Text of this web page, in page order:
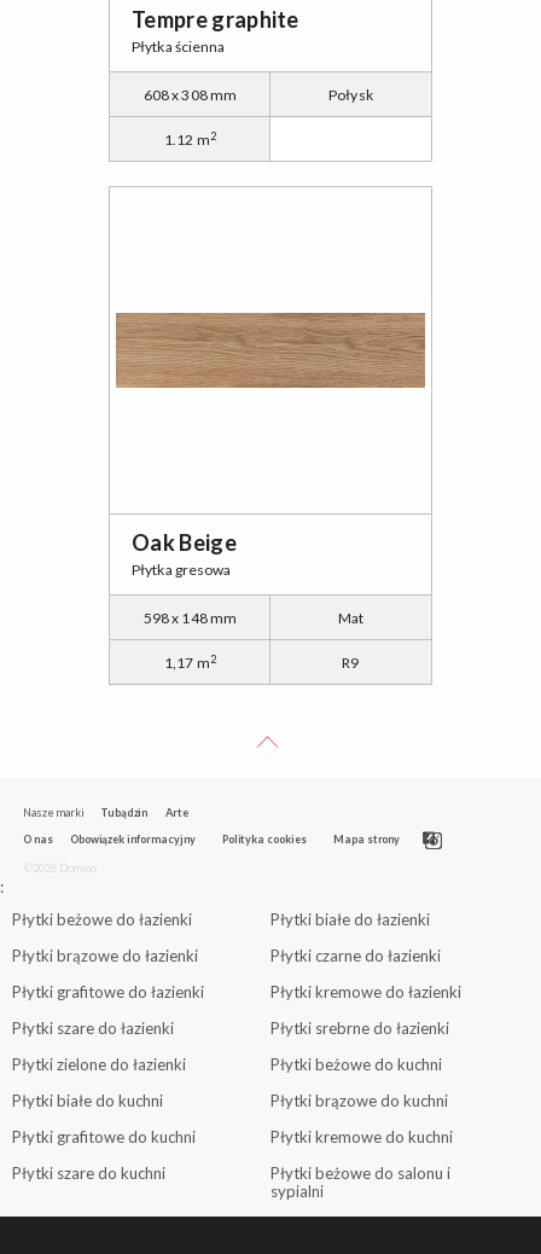
Tempre graphite
Płytka ścienna
608 x 308 mm Połysk
1.12 m2
Oak Beige
Płytka gresowa
598 x 148 mm Mat
1,17 m2 R9
Nasze marki Tubądzin
Arte
O nas
Obowiązek informacyjny Polityka cookies Mapa strony
©2026 Domino
:
Płytki beżowe do łazienki
Płytki białe do łazienki
Płytki brązowe do łazienki
Płytki czarne do łazienki
Płytki grafitowe do łazienki
Płytki kremowe do łazienki
Płytki szare do łazienki
Płytki srebrne do łazienki
Płytki zielone do łazienki
Płytki beżowe do kuchni
Płytki białe do kuchni
Płytki brązowe do kuchni
Płytki grafitowe do kuchni
Płytki kremowe do kuchni
Płytki szare do kuchni
Płytki beżowe do salonu i
sypialni